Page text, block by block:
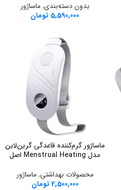
بدون دسته‌بندی,ماساژور
5,590,000 تومان
ماساژور گرم‌کننده قاعدگی گرین‌لاین
مدل Menstrual Heating اصل
محصولات بهداشتی,ماساژور
2,500,000 تومان